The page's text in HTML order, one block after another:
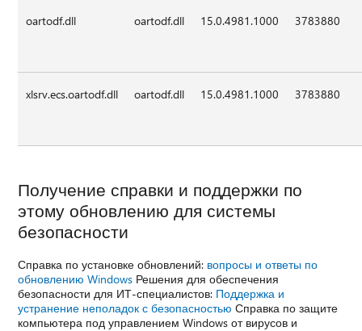
oartodf.dll oartodf.dll 15.0.4981.1000 3783880
xlsrv.ecs.oartodf.dll oartodf.dll 15.0.4981.1000 3783880
Получение справки и поддержки по
этому обновлению для системы
безопасности
Справка по установке обновлений: вопросы и ответы по
обновлению Windows Решения для обеспечения
безопасности для ИТ-специалистов: Поддержка и
устранение неполадок с безопасностью Справка по защите
компьютера под управлением Windows от вирусов и